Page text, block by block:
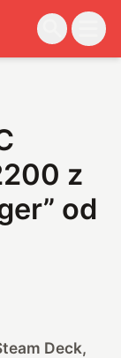
z
od
Deck,